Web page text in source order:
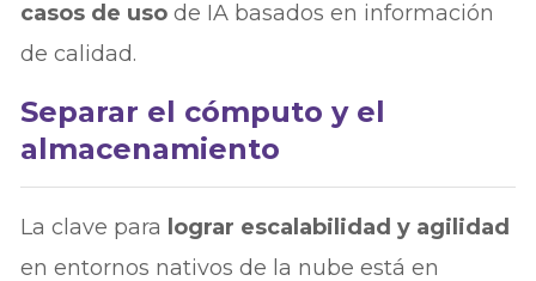
casos de uso de IA basados en información
de calidad.
Separar el cómputo y el
almacenamiento
La clave para lograr escalabilidad y agilidad
en entornos nativos de la nube está en